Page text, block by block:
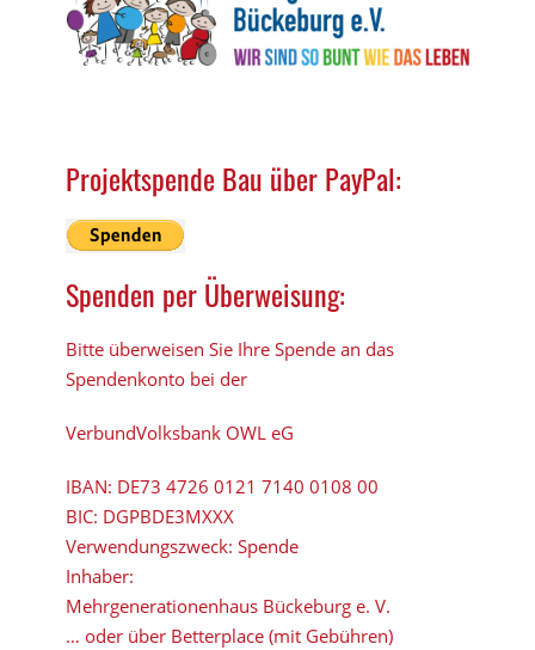
Projektspende Bau über PayPal:
Spenden per Überweisung:
Bitte überweisen Sie Ihre Spende an das
Spendenkonto bei der
VerbundVolksbank OWL eG
IBAN: DE73 4726 0121 7140 0108 00
BIC: DGPBDE3MXXX
Verwendungszweck: Spende
Inhaber:
Mehrgenerationenhaus Bückeburg e. V.
… oder über Betterplace (mit Gebühren)